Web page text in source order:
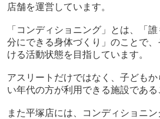
店舗を運営しています。
「コンディショニング」とは、「
分にできる身体づくり」のことで
ける活動状態を目指しています。
アスリートだけではなく、子ども
い年代の方が利用できる施設である
また平塚店には、コンディショニ